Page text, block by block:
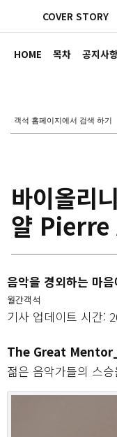
HOME 목차 공지사
COVER STORY
바이올리
얄
음악을 경외하는 마
월간객석
기사 업데이트 시간:
The Great
젊은 음악가들의 스